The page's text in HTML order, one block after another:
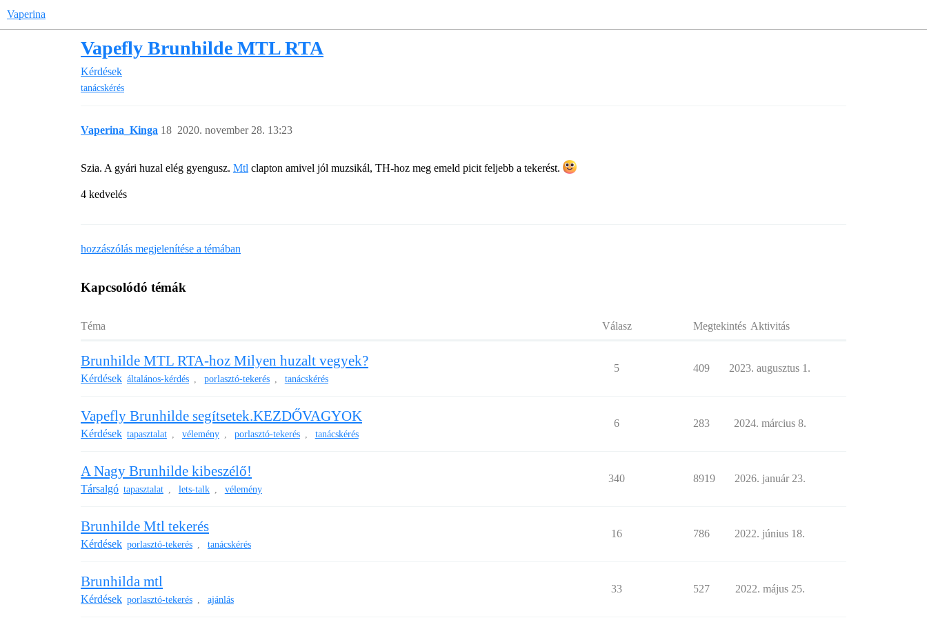
Vaperina
Vapefly Brunhilde MTL RTA
Kérdések
tanácskérés
Vaperina_Kinga 2020. november 28. 13:23
18
Szia. A gyári huzal elég gyengusz. Mtl clapton amivel jól muzsikál, TH-hoz meg emeld picit feljebb a tekerést.
4 kedvelés
hozzászólás megjelenítése a témában
Kapcsolódó témák
Téma Válasz Megtekintés Aktivitás
Brunhilde MTL RTA-hoz Milyen huzalt vegyek?
Kérdések általános-kérdés , porlasztó-tekerés , tanácskérés
5 409 2023. augusztus 1.
Vapefly Brunhilde segítsetek.KEZDŐVAGYOK
Kérdések tapasztalat , vélemény , porlasztó-tekerés , tanácskérés
6 283 2024. március 8.
A Nagy Brunhilde kibeszélő!
Társalgó tapasztalat , lets-talk , vélemény
340 8919 2026. január 23.
Brunhilde Mtl tekerés
Kérdések porlasztó-tekerés , tanácskérés
16 786 2022. június 18.
Brunhilda mtl
Kérdések porlasztó-tekerés , ajánlás
33 527 2022. május 25.